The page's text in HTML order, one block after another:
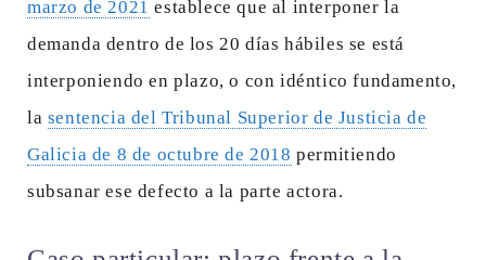
marzo de 2021 establece que al interponer la
demanda dentro de los 20 días hábiles se está
interponiendo en plazo, o con idéntico fundamento,
la sentencia del Tribunal Superior de Justicia de
Galicia de 8 de octubre de 2018 permitiendo
subsanar ese defecto a la parte actora.